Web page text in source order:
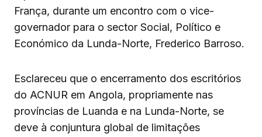
França, durante um encontro com o vice-
governador para o sector Social, Político e
Económico da Lunda-Norte, Frederico Barroso.
Esclareceu que o encerramento dos escritórios
do ACNUR em Angola, propriamente nas
províncias de Luanda e na Lunda-Norte, se
deve à conjuntura global de limitações